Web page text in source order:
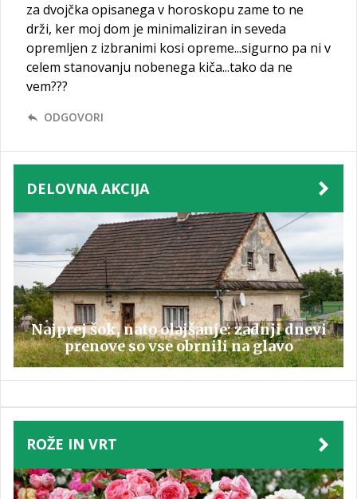
za dvojčka opisanega v horoskopu zame to ne
drži, ker moj dom je minimaliziran in seveda
opremljen z izbranimi kosi opreme...sigurno pa ni v
celem stanovanju nobenega kiča...tako da ne
vem???
ODGOVORI
DELOVNA AKCIJA
Najprej šok, nato olajšanje: zadnji dnevi
prenove so vse obrnili na glavo
ROŽE IN VRT